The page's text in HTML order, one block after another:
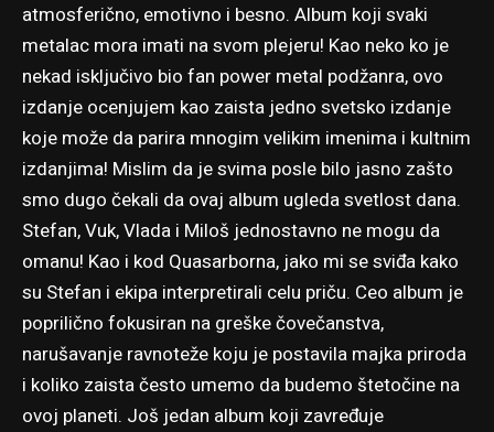
atmosferično, emotivno i besno. Album koji svaki
metalac mora imati na svom plejeru! Kao neko ko je
nekad isključivo bio fan power metal podžanra, ovo
izdanje ocenjujem kao zaista jedno svetsko izdanje
koje može da parira mnogim velikim imenima i kultnim
izdanjima! Mislim da je svima posle bilo jasno zašto
smo dugo čekali da ovaj album ugleda svetlost dana.
Stefan, Vuk, Vlada i Miloš jednostavno ne mogu da
omanu! Kao i kod Quasarborna, jako mi se sviđa kako
su Stefan i ekipa interpretirali celu priču. Ceo album je
poprilično fokusiran na greške čovečanstva,
narušavanje ravnoteže koju je postavila majka priroda
i koliko zaista često umemo da budemo štetočine na
ovoj planeti. Još jedan album koji zavređuje